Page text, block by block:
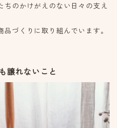
ちのかけがえのない日々の支え
づくりに取り組んでいます。
譲れないこと